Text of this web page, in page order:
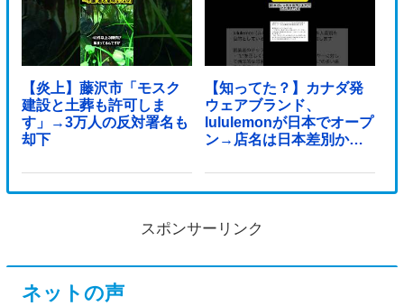
【炎上】藤沢市「モスク
建設と土葬も許可しま
す」→3万人の反対署名も
却下
【知ってた？】カナダ発
ウェアブランド、
lululemonが日本でオープ
ン→店名は日本差別から
スポンサーリンク
ネットの声